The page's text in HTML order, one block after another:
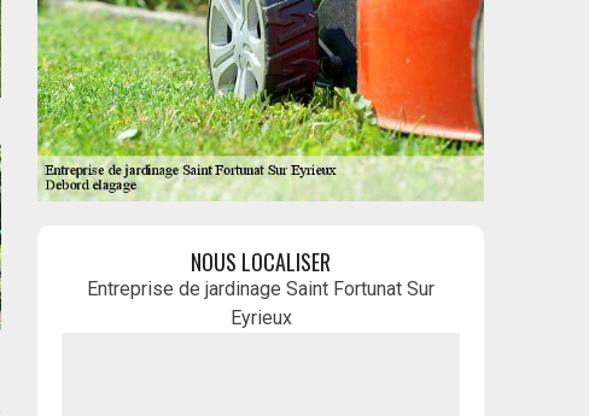
NOUS LOCALISER
Entreprise de jardinage Saint Fortunat Sur
Eyrieux